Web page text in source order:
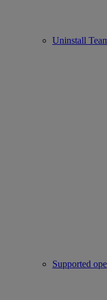
Uninstall
Supported